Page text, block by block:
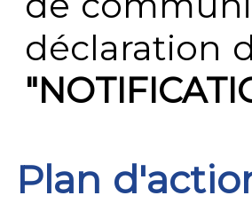
déclaration
Plan